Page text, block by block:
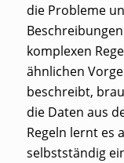
die Probleme
komplexen
ähnlichen
beschreibt,
die Daten aus
Regeln lernt es
selbstständig